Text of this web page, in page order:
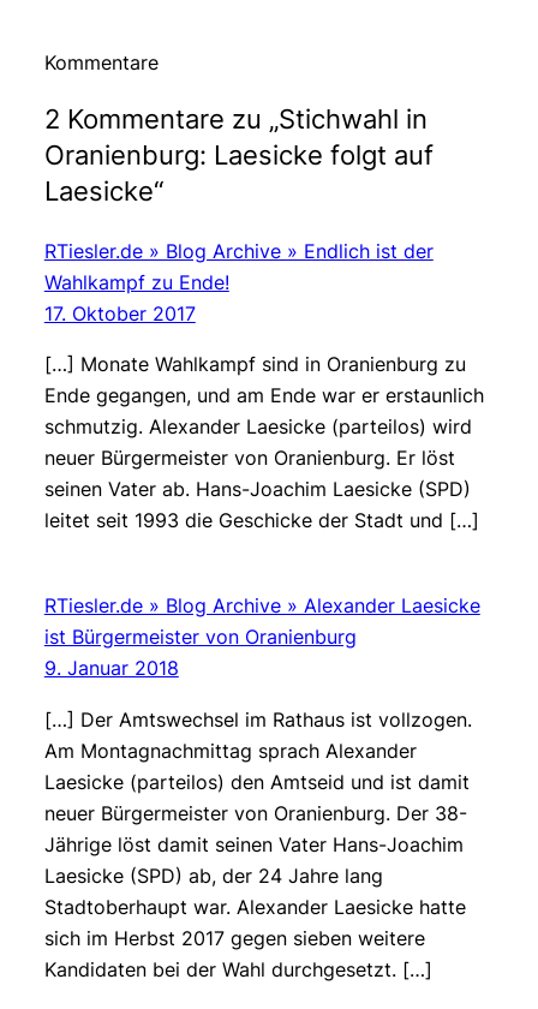
Kommentare
2 Kommentare zu „Stichwahl in
Oranienburg: Laesicke folgt auf
Laesicke“
RTiesler.de » Blog Archive » Endlich ist der
Wahlkampf zu Ende!
17. Oktober 2017
[…] Monate Wahlkampf sind in Oranienburg zu
Ende gegangen, und am Ende war er erstaunlich
schmutzig. Alexander Laesicke (parteilos) wird
neuer Bürgermeister von Oranienburg. Er löst
seinen Vater ab. Hans-Joachim Laesicke (SPD)
leitet seit 1993 die Geschicke der Stadt und […]
RTiesler.de » Blog Archive » Alexander Laesicke
ist Bürgermeister von Oranienburg
9. Januar 2018
[…] Der Amtswechsel im Rathaus ist vollzogen.
Am Montagnachmittag sprach Alexander
Laesicke (parteilos) den Amtseid und ist damit
neuer Bürgermeister von Oranienburg. Der 38-
Jährige löst damit seinen Vater Hans-Joachim
Laesicke (SPD) ab, der 24 Jahre lang
Stadtoberhaupt war. Alexander Laesicke hatte
sich im Herbst 2017 gegen sieben weitere
Kandidaten bei der Wahl durchgesetzt. […]